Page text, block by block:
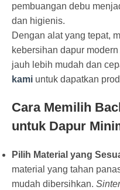
pembuangan debu
dan higienis.
Dengan alat yang tepat,
kebersihan dapur
jauh lebih mudah dan
kami untuk dapatkan
Cara Memilih
untuk Dapur
Pilih Material yang
material yang tahan
mudah dibersihkan.